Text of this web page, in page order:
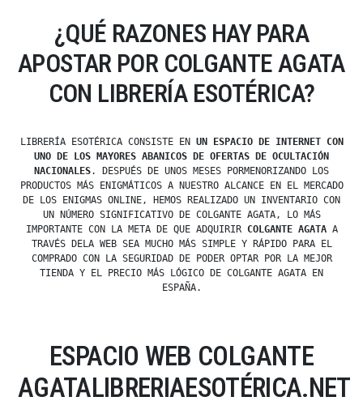
¿QUÉ RAZONES HAY PARA
APOSTAR POR COLGANTE AGATA
CON LIBRERÍA ESOTÉRICA?
LIBRERÍA ESOTÉRICA CONSISTE EN UN ESPACIO DE INTERNET CON
UNO DE LOS MAYORES ABANICOS DE OFERTAS DE OCULTACIÓN
NACIONALES. DESPUÉS DE UNOS MESES PORMENORIZANDO LOS
PRODUCTOS MÁS ENIGMÁTICOS A NUESTRO ALCANCE EN EL MERCADO
DE LOS ENIGMAS ONLINE, HEMOS REALIZADO UN INVENTARIO CON
UN NÚMERO SIGNIFICATIVO DE COLGANTE AGATA, LO MÁS
IMPORTANTE CON LA META DE QUE ADQUIRIR COLGANTE AGATAA
TRAVÉS DELA WEB SEA MUCHO MÁS SIMPLE Y RÁPIDO PARA EL
COMPRADO CON LA SEGURIDAD DE PODER OPTAR POR LA MEJOR
TIENDA Y EL PRECIO MÁS LÓGICO DE COLGANTE AGATA EN
ESPAÑA.
ESPACIO WEB COLGANTE
AGATALIBRERIAESOTÉRICA.NET